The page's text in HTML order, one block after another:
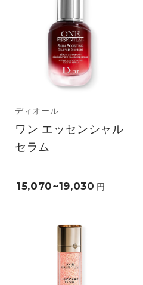
ディオール
ワン エッセンシャル
セラム
15,070~19,030 円